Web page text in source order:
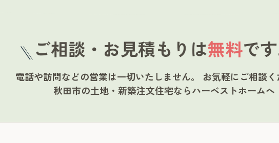
ご相談・お見積もりは無料です
電話や訪問などの営業は一切いたしません。 お気軽にご相談く
秋田市の土地・新築注文住宅ならハーベストホームへ